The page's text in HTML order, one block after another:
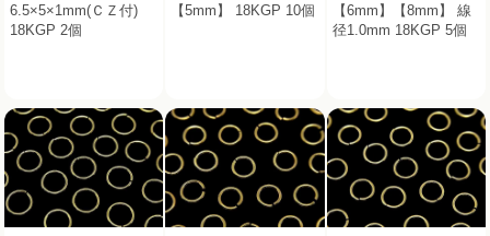
6.5×5×1mm(ＣＺ付)
18KGP 2個
【5mm】 18KGP 10個
【6mm】【8mm】 線
径1.0mm 18KGP 5個